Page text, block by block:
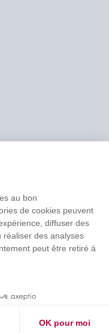
dédiés aux
au bon
de cookies peuvent
diffuser des
réaliser des analyses
peut être retiré à
OK pour moi